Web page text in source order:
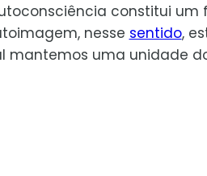
constitui um
nesse sentido,
mantemos uma unidade